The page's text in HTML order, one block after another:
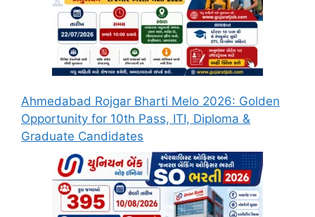
Ahmedabad Rojgar Bharti Melo 2026: Golden
Opportunity for 10th Pass, ITI, Diploma &
Graduate Candidates